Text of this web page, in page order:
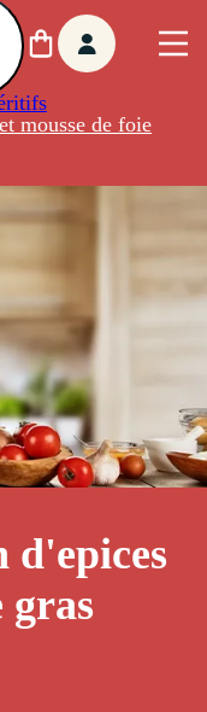
mousse de foie
d'epices
gras